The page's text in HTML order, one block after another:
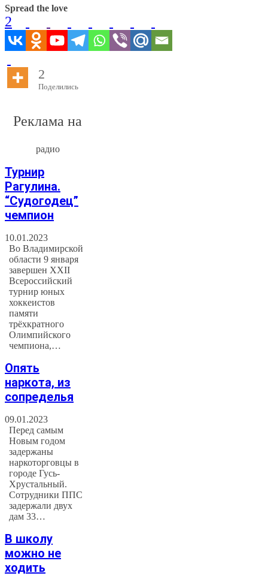
Spread the love
2
2
Поделились
Реклама на
радио
Турнир
Рагулина.
“Судогодец”
чемпион
10.01.2023
Во Владимирской
области 9 января
завершен XXII
Всероссийский
турнир юных
хоккеистов
памяти
трёхкратного
Олимпийского
чемпиона,…
Опять
наркота, из
сопределья
09.01.2023
Перед самым
Новым годом
задержаны
наркоторговцы в
городе Гусь-
Хрустальный.
Сотрудники ППС
задержали двух
дам 33…
В школу
можно не
ходить